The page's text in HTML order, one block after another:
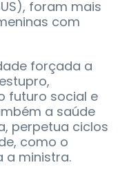
foram mais
com
forçada a
futuro social e
a saúde
perpetua ciclos
como o
a ministra.